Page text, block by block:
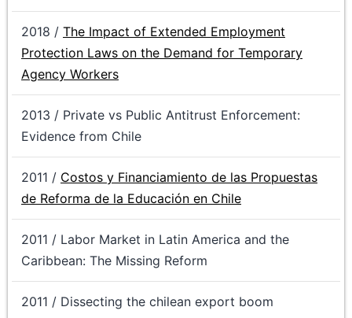
2018 / The Impact of Extended Employment
Protection Laws on the Demand for Temporary
Agency Workers
2013 / Private vs Public Antitrust Enforcement:
Evidence from Chile
2011 / Costos y Financiamiento de las Propuestas
de Reforma de la Educación en Chile
2011 / Labor Market in Latin America and the
Caribbean: The Missing Reform
2011 / Dissecting the chilean export boom